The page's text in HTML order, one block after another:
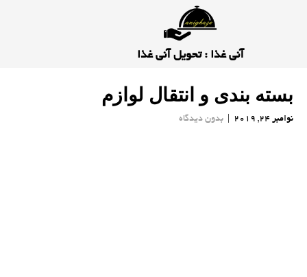
آنی غذا : تحویل آنی غذا
بسته بندی و انتقال لوازم
نوامبر 24, 2019 | بدون دیدگاه